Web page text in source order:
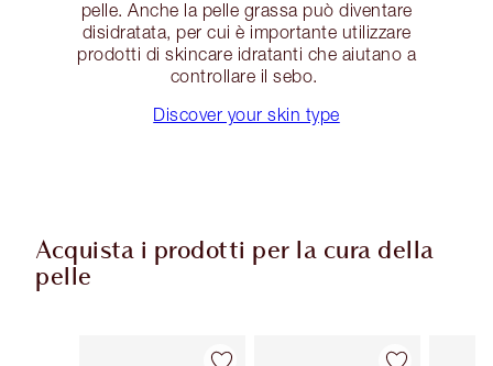
pelle. Anche la pelle grassa può diventare
disidratata, per cui è importante utilizzare
prodotti di skincare idratanti che aiutano a
controllare il sebo.
Discover your skin type
Acquista i prodotti per la cura della
pelle